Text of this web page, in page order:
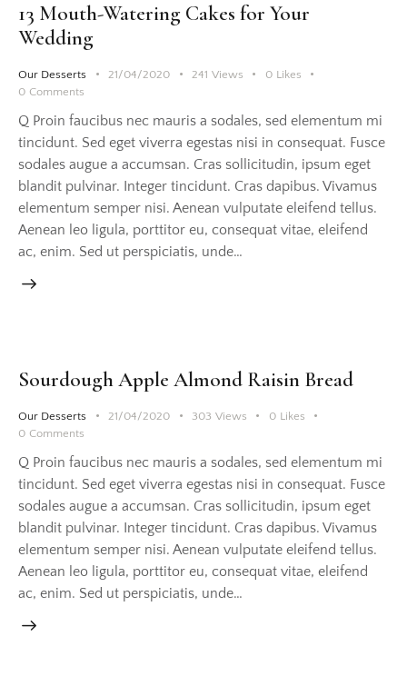
13 Mouth-Watering Cakes for Your
Wedding
Our Desserts 21/04/2020 241 Views 0 Likes
0 Comments
Q Proin faucibus nec mauris a sodales, sed elementum mi
tincidunt. Sed eget viverra egestas nisi in consequat. Fusce
sodales augue a accumsan. Cras sollicitudin, ipsum eget
blandit pulvinar. Integer tincidunt. Cras dapibus. Vivamus
elementum semper nisi. Aenean vulputate eleifend tellus.
Aenean leo ligula, porttitor eu, consequat vitae, eleifend
ac, enim. Sed ut perspiciatis, unde…
Sourdough Apple Almond Raisin Bread
Our Desserts 21/04/2020 303 Views 0 Likes
0 Comments
Q Proin faucibus nec mauris a sodales, sed elementum mi
tincidunt. Sed eget viverra egestas nisi in consequat. Fusce
sodales augue a accumsan. Cras sollicitudin, ipsum eget
blandit pulvinar. Integer tincidunt. Cras dapibus. Vivamus
elementum semper nisi. Aenean vulputate eleifend tellus.
Aenean leo ligula, porttitor eu, consequat vitae, eleifend
ac, enim. Sed ut perspiciatis, unde…